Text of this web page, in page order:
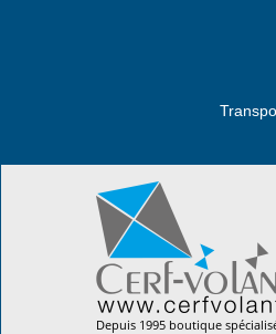
Depuis 1995 boutique